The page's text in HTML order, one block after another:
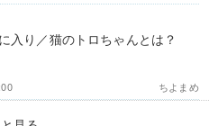
入り／猫のトロちゃんとは？
ちよまめ